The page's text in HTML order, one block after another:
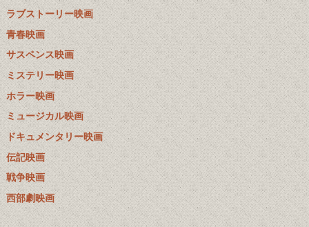
ラブストーリー映画
青春映画
サスペンス映画
ミステリー映画
ホラー映画
ミュージカル映画
ドキュメンタリー映画
伝記映画
戦争映画
西部劇映画